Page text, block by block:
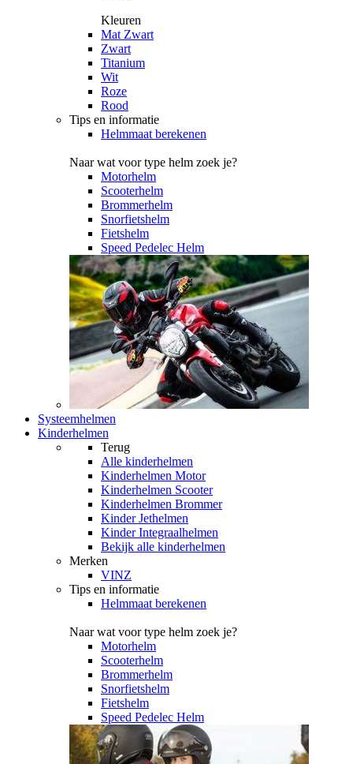
Kleuren
Mat Zwart
Zwart
Titanium
Wit
Roze
Rood
Tips en informatie
Helmmaat berekenen
Naar wat voor type helm zoek je?
Motorhelm
Scooterhelm
Brommerhelm
Snorfietshelm
Fietshelm
Speed Pedelec Helm
Systeemhelmen
Kinderhelmen
Terug
Alle kinderhelmen
Kinderhelmen Motor
Kinderhelmen Scooter
Kinderhelmen Brommer
Kinder Jethelmen
Kinder Integraalhelmen
Bekijk alle kinderhelmen
Merken
VINZ
Tips en informatie
Helmmaat berekenen
Naar wat voor type helm zoek je?
Motorhelm
Scooterhelm
Brommerhelm
Snorfietshelm
Fietshelm
Speed Pedelec Helm